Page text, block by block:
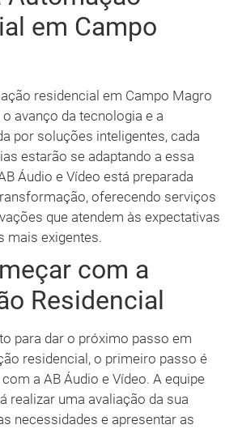
em Campo
residencial em Campo Magro
avanço da tecnologia e a
por soluções inteligentes, cada
estarão se adaptando a essa
Áudio e Vídeo está preparada
oferecendo serviços
que atendem às expectativas
mais exigentes.
com a
Residencial
para dar o próximo passo em
residencial, o primeiro passo é
a AB Áudio e Vídeo. A equipe
realizar uma avaliação da sua
necessidades e apresentar as